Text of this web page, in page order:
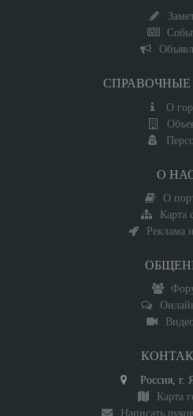
СПРАВОЧНЫЕ
О
О
О
Карта
Реклама
Россия, г.
Карта
Написать